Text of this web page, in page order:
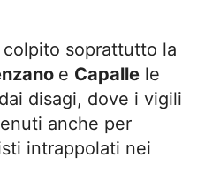
colpito soprattutto la
e Capalle le
disagi, dove i vigili
anche per
intrappolati nei